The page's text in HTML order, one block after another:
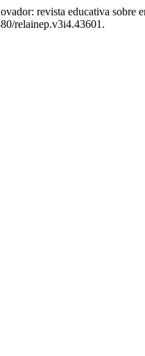
revista educativa sobre
relainep.v3i4.43601.